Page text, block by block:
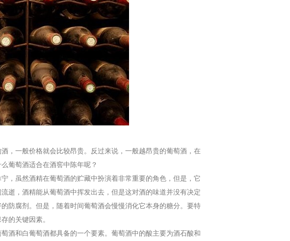
一般价格就会比较昂贵。反过来说，一般越昂贵的葡萄酒，在
葡萄酒适合在酒窖中陈年呢？
虽然酒精在葡萄酒的贮藏中扮演着非常重要的角色，但是，它
逝，酒精能从葡萄酒中挥发出去，但是这对酒的味道并没有决定
防腐剂。但是，随着时间葡萄酒会慢慢消化它本身的糖分。要特
的关键因素。
和白葡萄酒都具备的一个要素。葡萄酒中的酸主要为酒石酸和